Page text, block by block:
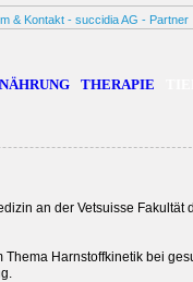
& Kontakt - succidia AG - Partner
THERAPIE
an der Vetsuisse Fakultät
Thema Harnstoffkinetik bei